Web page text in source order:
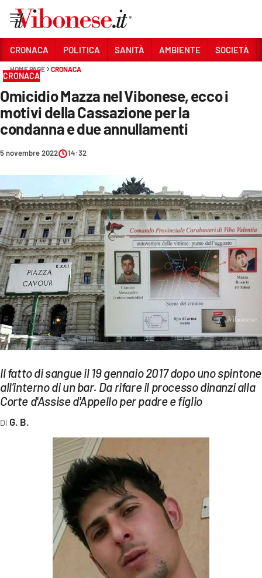
Sezioni
CRONACA
POLITICA
SOCIETÀ
CULTURA
ECONOMIA E LAVORO
EVENTI
SPORT
Streaming
LAC TV
LAC NETWORK
LAC ONAIR
LACPLAY.IT
LACONAIR.IT
LACITYMAG.IT
ILREGGINO.IT
CRONACA POLITICA SANITÀ AMBIENTE SOCIETÀ
HOME PAGE CRONACA
CRONACA
Omicidio Mazza nel Vibonese, ecco i
motivi della Cassazione per la
condanna e due annullamenti
5 novembre 2022 14:32
Il fatto di sangue il 19 gennaio 2017 dopo uno spintone
all’interno di un bar. Da rifare il processo dinanzi alla
Corte d'Assise d'Appello per padre e figlio
G. B.